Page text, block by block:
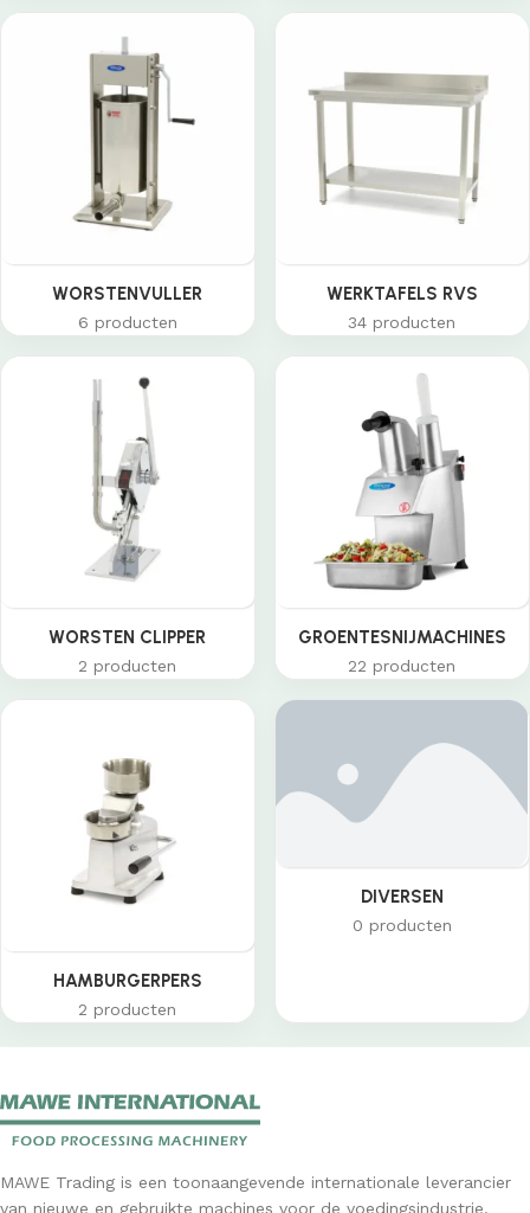
WORSTENVULLER
6 producten
WERKTAFELS RVS
34 producten
WORSTEN CLIPPER
2 producten
GROENTESNIJMACHINES
22 producten
HAMBURGERPERS
2 producten
DIVERSEN
0 producten
MAWE Trading is een toonaangevende internationale leverancier
van nieuwe en gebruikte machines voor de voedingsindustrie.